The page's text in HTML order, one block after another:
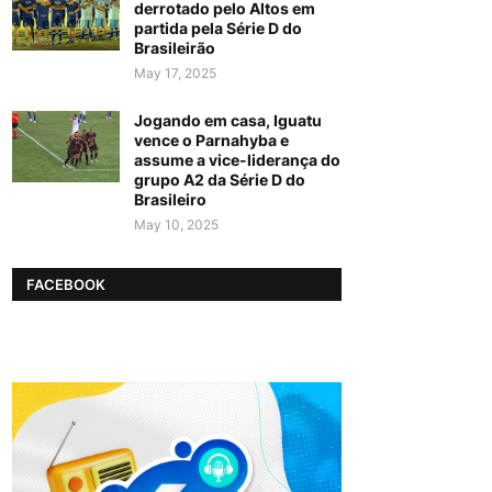
derrotado pelo Altos em
partida pela Série D do
Brasileirão
May 17, 2025
Jogando em casa, Iguatu
vence o Parnahyba e
assume a vice-liderança do
grupo A2 da Série D do
Brasileiro
May 10, 2025
FACEBOOK